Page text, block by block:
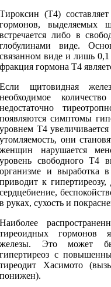
Тироксин (Т4)
гормонов, выделяемых
встречается либо в
глобулинами виде.
связанном виде и лишь
фракция гормона Т4
Если щитовидная
необходимое
недостаточно
появляются симптомы
уровнем Т4
утомляемость, они
женщин нарушается
уровень свободного Т4
организме и выработка
приводит к
сердцебиение,
в руках, сухость и
Наиболее
тиреоидных гормонов
железы. Это может
гипертиреоз с
тиреодит Хасимото
понижен).